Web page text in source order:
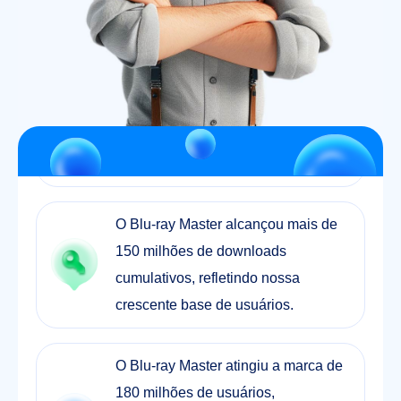
A Blu-ray Master foi oficialmente
estabelecida e lançou seus
principais produtos Blu-ray e DVD.
O Blu-ray Master alcançou mais de
150 milhões de downloads
cumulativos, refletindo nossa
crescente base de usuários.
O Blu-ray Master atingiu a marca de
180 milhões de usuários,